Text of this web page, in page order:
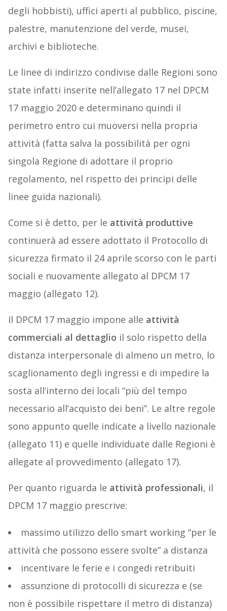
degli hobbisti), uffici aperti al pubblico, piscine,
palestre, manutenzione del verde, musei,
archivi e biblioteche.
Le linee di indirizzo condivise dalle Regioni sono
state infatti inserite nell’allegato 17 nel DPCM
17 maggio 2020 e determinano quindi il
perimetro entro cui muoversi nella propria
attività (fatta salva la possibilità per ogni
singola Regione di adottare il proprio
regolamento, nel rispetto dei principi delle
linee guida nazionali).
Come si è detto, per le attività produttive
continuerà ad essere adottato il Protocollo di
sicurezza firmato il 24 aprile scorso con le parti
sociali e nuovamente allegato al DPCM 17
maggio (allegato 12).
Il DPCM 17 maggio impone alle attività
commerciali al dettaglio il solo rispetto della
distanza interpersonale di almeno un metro, lo
scaglionamento degli ingressi e di impedire la
sosta all’interno dei locali “più del tempo
necessario all’acquisto dei beni”. Le altre regole
sono appunto quelle indicate a livello nazionale
(allegato 11) e quelle individuate dalle Regioni è
allegate al provvedimento (allegato 17).
Per quanto riguarda le attività professionali, il
DPCM 17 maggio prescrive:
massimo utilizzo dello smart working “per le
attività che possono essere svolte” a distanza
incentivare le ferie e i congedi retribuiti
assunzione di protocolli di sicurezza e (se
non è possibile rispettare il metro di distanza)